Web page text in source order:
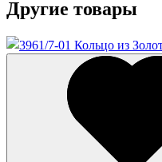
Другие товары